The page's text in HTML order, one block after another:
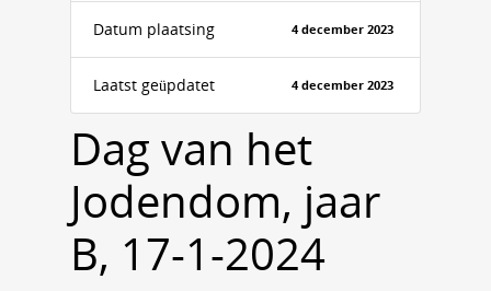
Datum plaatsing 4 december 2023
Laatst geüpdatet 4 december 2023
Dag van het
Jodendom, jaar
B, 17-1-2024